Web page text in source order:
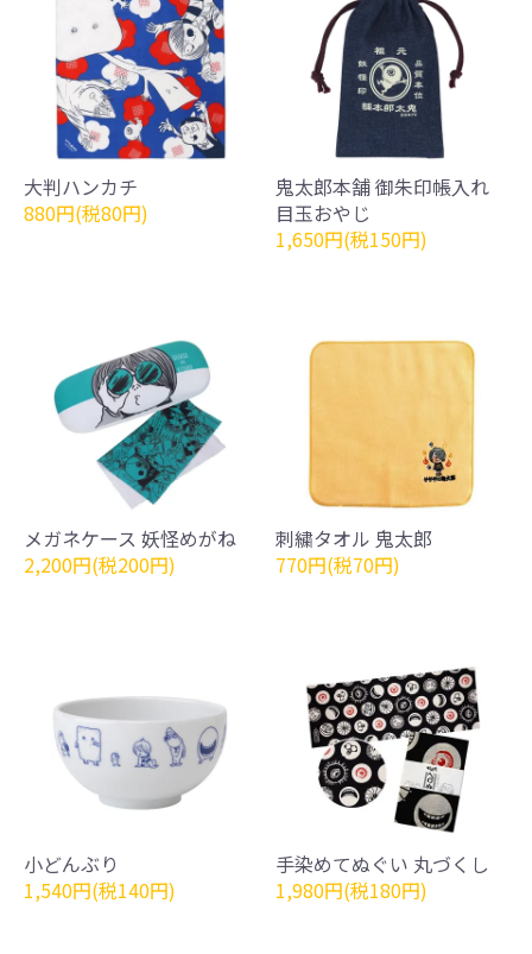
大判ハンカチ
880円(税80円)
鬼太郎本舗 御朱印帳入れ
目玉おやじ
1,650円(税150円)
メガネケース 妖怪めがね
2,200円(税200円)
刺繍タオル 鬼太郎
770円(税70円)
小どんぶり
1,540円(税140円)
手染めてぬぐい 丸づくし
1,980円(税180円)